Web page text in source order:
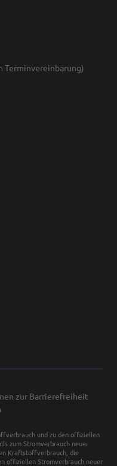
Terminvereinbarung)
zur Barrierefreiheit
und zu den offiziellen
zum Stromverbrauch neuer
Kraftstoffverbrauch, die
offiziellen Stromverbrauch neuer